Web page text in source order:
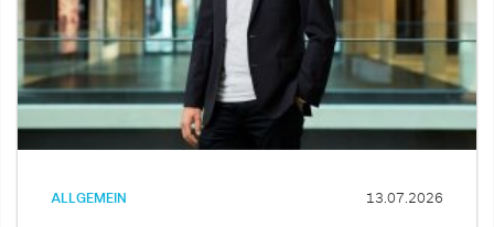
ALLGEMEIN 13.07.2026